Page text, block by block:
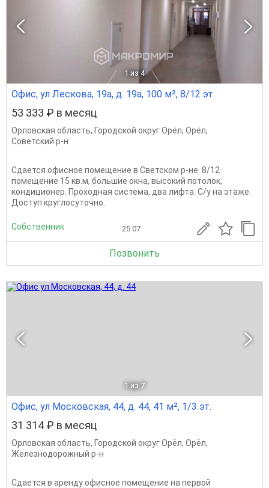
1 из 4
Офис, ул Лескова, 19а, д. 19а, 100 м², 8/12 эт.
53 333 ₽ в месяц
Орловская область, Городской округ Орёл, Орёл,
Советский р-н
Сдается офисное помещение в Светском р-не. 8/12
помещение 15 кв.м, большие окна, высокий потолок,
кондиционер. Проходная система, два лифта. С/у на этаже.
Доступ круглосуточно.
Собственник 25.07
Позвонить
1 из 7
Офис, ул Московская, 44, д. 44, 41 м², 1/3 эт.
31 314 ₽ в месяц
Орловская область, Городской округ Орёл, Орёл,
Железнодорожный р-н
Сдается в аренду офисное помещение на первой